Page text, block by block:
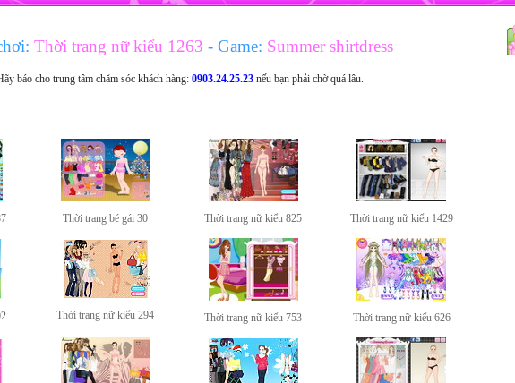
Thời trang nữ kiểu 1263 - Game: Summer shirtdress
báo cho trung tâm chăm sóc khách hàng: 0903.24.25.23nếu bạn phải chờ quá lâu.
Thời trang bé gái 30 Thời trang nữ kiểu 825 Thời trang nữ kiểu 1429
Thời trang nữ kiểu 294 Thời trang nữ kiểu 753 Thời trang nữ kiểu 626